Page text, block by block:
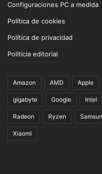
Configuraciones PC a medida
Política de cookies
Política de privacidad
Politicia editorial
Amazon AMD Apple
gigabyte Google Intel
Radeon Ryzen
Xiaomi